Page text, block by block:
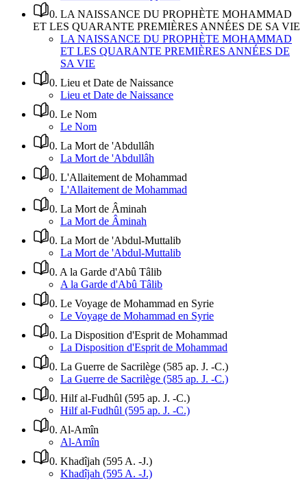
0. LA NAISSANCE DU PROPHÈTE MOHAMMAD
ET LES QUARANTE PREMIÈRES ANNÉES DE SA VIE
LA NAISSANCE DU PROPHÈTE MOHAMMAD
ET LES QUARANTE PREMIÈRES ANNÉES DE
SA VIE
0. Lieu et Date de Naissance
Lieu et Date de Naissance
0. Le Nom
Le Nom
0. La Mort de 'Abdullâh
La Mort de 'Abdullâh
0. L'Allaitement de Mohammad
L'Allaitement de Mohammad
0. La Mort de Âminah
La Mort de Âminah
0. La Mort de 'Abdul-Muttalib
La Mort de 'Abdul-Muttalib
0. A la Garde d'Abû Tâlib
A la Garde d'Abû Tâlib
0. Le Voyage de Mohammad en Syrie
Le Voyage de Mohammad en Syrie
0. La Disposition d'Esprit de Mohammad
La Disposition d'Esprit de Mohammad
0. La Guerre de Sacrilège (585 ap. J. -C.)
La Guerre de Sacrilège (585 ap. J. -C.)
0. Hilf al-Fudhûl (595 ap. J. -C.)
Hilf al-Fudhûl (595 ap. J. -C.)
0. Al-Amîn
Al-Amîn
0. Khadîjah (595 A. -J.)
Khadîjah (595 A. -J.)